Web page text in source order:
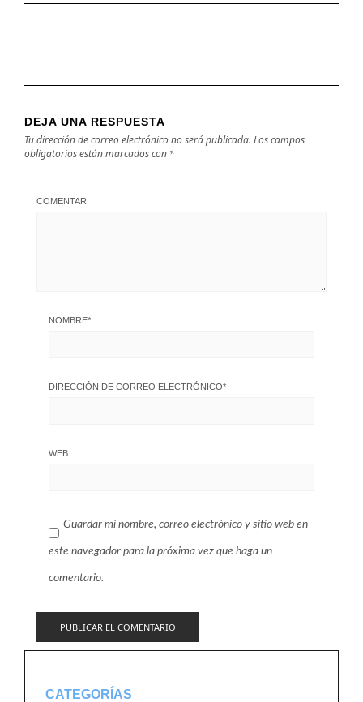
DEJA UNA RESPUESTA
Tu dirección de correo electrónico no será publicada. Los campos
obligatorios están marcados con *
COMENTAR
NOMBRE*
DIRECCIÓN DE CORREO ELECTRÓNICO*
WEB
Guardar mi nombre, correo electrónico y sitio web en
este navegador para la próxima vez que haga un
comentario.
CATEGORÍAS